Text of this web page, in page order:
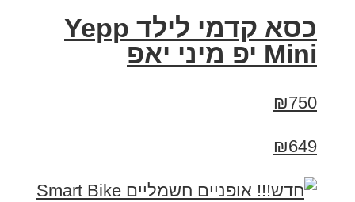
כסא קדמי לילד Yepp
Mini יפ מיני יאפ
₪750
₪649